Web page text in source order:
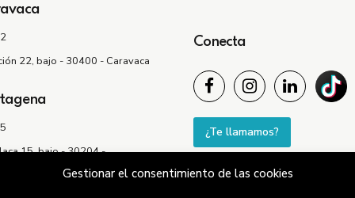
Gestionar el consentimiento de las cookies
22, bajo - 30400 - Caravaca
15, bajo - 30204 -
Conecta
¿Te llamamos?